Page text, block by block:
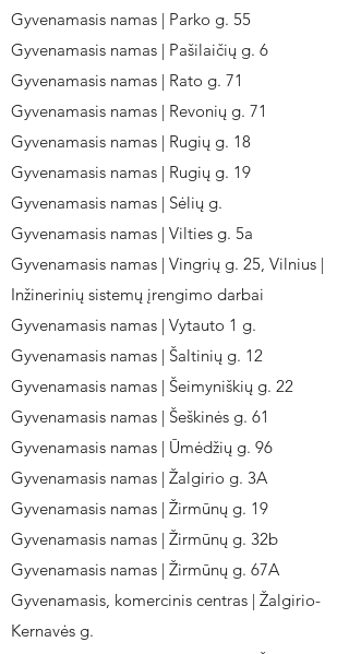
Gyvenamasis namas | Parko g. 55
Gyvenamasis namas | Pašilaičių g. 6
Gyvenamasis namas | Rato g. 71
Gyvenamasis namas | Revonių g. 71
Gyvenamasis namas | Rugių g. 18
Gyvenamasis namas | Rugių g. 19
Gyvenamasis namas | Sėlių g.
Gyvenamasis namas | Vilties g. 5a
Gyvenamasis namas | Vingrių g. 25, Vilnius |
Inžinerinių sistemų įrengimo darbai
Gyvenamasis namas | Vytauto 1 g.
Gyvenamasis namas | Šaltinių g. 12
Gyvenamasis namas | Šeimyniškių g. 22
Gyvenamasis namas | Šeškinės g. 61
Gyvenamasis namas | Ūmėdžių g. 96
Gyvenamasis namas | Žalgirio g. 3A
Gyvenamasis namas | Žirmūnų g. 19
Gyvenamasis namas | Žirmūnų g. 32b
Gyvenamasis namas | Žirmūnų g. 67A
Gyvenamasis, komercinis centras | Žalgirio-
Kernavės g.